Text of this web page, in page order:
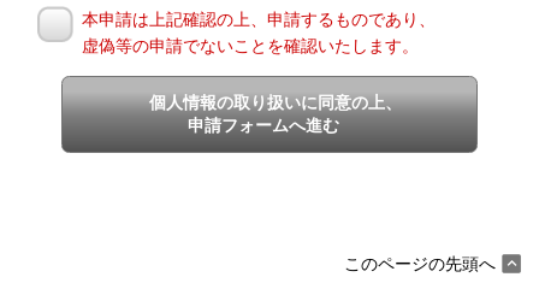
本申請は上記確認の上、申請するものであり、
虚偽等の申請でないことを確認いたします。
個人情報の取り扱いに同意の上、
申請フォームへ進む
このページの先頭へ